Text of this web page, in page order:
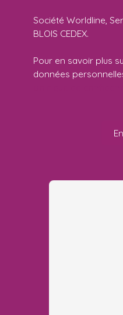
Société Worldline,
BLOIS CEDEX.
Pour en savoir plus
données